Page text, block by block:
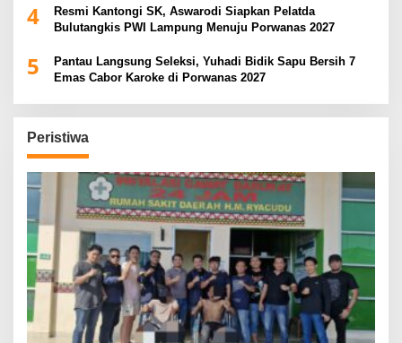
4
Resmi Kantongi SK, Aswarodi Siapkan Pelatda
Bulutangkis PWI Lampung Menuju Porwanas 2027
5
Pantau Langsung Seleksi, Yuhadi Bidik Sapu Bersih 7
Emas Cabor Karoke di Porwanas 2027
Peristiwa